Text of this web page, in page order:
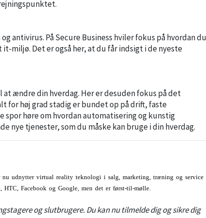
På Secure Business hviler fokus på hvordan du
miljø. Det er også her, at du får indsigt i de nyeste
ændre din hverdag. Her er desuden fokus på det
for høj grad stadig er bundet op på drift, faste
spor høre om hvordan automatisering og kunstig
nye tjenester, som du måske kan bruge i din hverdag.
nu udnytter virtual reality teknologi i salg, marketing, træning og service
Facebook og Google, men det er først-til-mølle.
og slutbrugere. Du kan nu tilmelde dig og sikre dig